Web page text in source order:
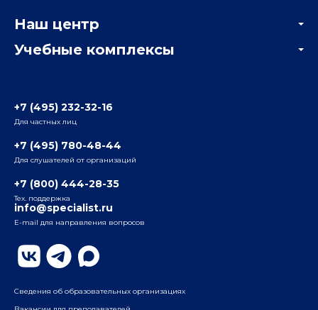
Учебные комплексы
Радио
ул. Радио, д.24, корпус 1, 2-й подъезд, 2-й этаж
ул. Воронцовская, д. 35Б, корп.2, 5-й этаж
Бауманский
ул. Бауманская, д. 6, стр. 2, бизнес-центр «Виктория
Плаза», 4-й этаж
Отзывы компаний
Наш центр
Информация о центре
+7 (495) 232-32-16
Для частных лиц
+7 (495) 780-48-44
Для слушателей от организаций
+7 (800) 444-28-35
Тех. поддержка
info@specialist.ru
E-mail для направления вопросов
Сведения об образовательных организациях